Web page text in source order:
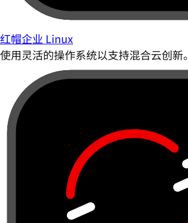
红帽企业 Linux
使用灵活的操作系统以支持混合云创新。